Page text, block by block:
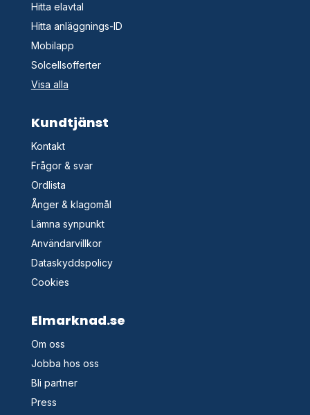
Hitta elavtal
Hitta anläggnings-ID
Mobilapp
Solcellsofferter
Visa alla
Kundtjänst
Kontakt
Frågor & svar
Ordlista
Ånger & klagomål
Lämna synpunkt
Användarvillkor
Dataskyddspolicy
Cookies
Elmarknad.se
Om oss
Jobba hos oss
Bli partner
Press